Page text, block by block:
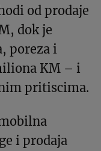
od prodaje
dok je
poreza i
KM – i
pritiscima.
i prodaja